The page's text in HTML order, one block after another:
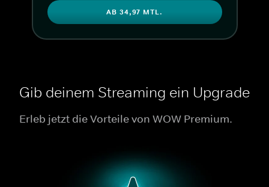
AB 34,97 MTL.
Gib deinem Streaming ein Upgrade
Erleb jetzt die Vorteile von WOW Premium.